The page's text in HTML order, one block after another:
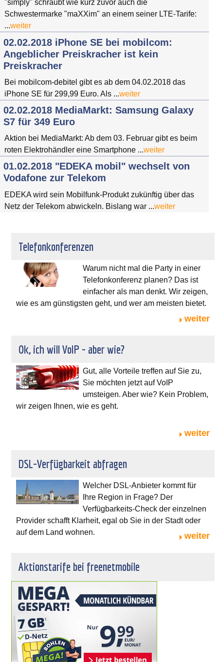
"simply" schraubt wie kurz zuvor auch die
Schwestermarke "maXXim" an einem seiner LTE-Tarife:
...weiter
02.02.2018 iPhone SE bei mobilcom:
Angeblicher Preiskracher ist kein
Preiskracher
Bei mobilcom-debitel gibt es ab dem 04.02.2018 das
iPhone SE für 299,99 Euro. Als ...weiter
02.02.2018 MediaMarkt: Samsung Galaxy
S7 für 349 Euro
Aktion bei MediaMarkt: Ab dem 03. Februar gibt es beim
roten Elektrohändler eine Smartphone ...weiter
01.02.2018 "EDEKA mobil" wechselt von
Vodafone zur Telekom
EDEKA wird sein Mobilfunk-Produkt zukünftig über das
Netz der Telekom abwickeln. Bislang war ...weiter
Telefonkonferenzen
Warum nicht mal die Party in einer
Telefonkonferenz planen? Das ist
einfacher als man denkt. Wir zeigen,
wie es am günstigsten geht, und wer am meisten bietet.
weiter
Ok, ich will VoIP - aber wie?
Gut, alle Vorteile treffen auf Sie zu,
Sie möchten jetzt auf VoIP
umsteigen. Aber wie? Kein Problem,
wir zeigen Ihnen, wie es geht.
weiter
DSL-Verfügbarkeit abfragen
Welcher DSL-Anbieter kommt für
Ihre Region in Frage? Der
Verfügbarkeits-Check der einzelnen
Provider schafft Klarheit, egal ob Sie in der Stadt oder
auf dem Land wohnen.
weiter
Aktionstarife bei freenetmobile